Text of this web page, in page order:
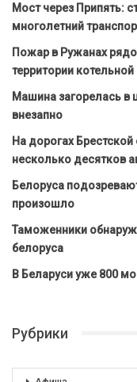
Мост через Припять:
многолетний
Пожар в Ружанах
территории котельной
Машина загорелась в
внезапно
На дорогах
несколько десятков
Белоруса
произошло
Таможенники
белоруса
В Беларуси уже 800
Рубрики